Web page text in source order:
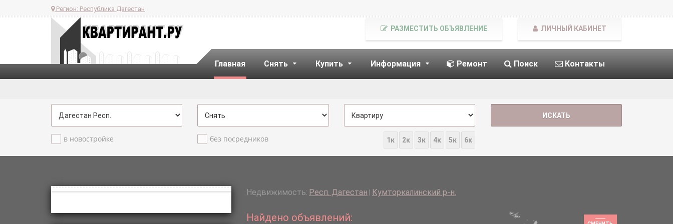
Регион: Республика Дагестан
Главная Снять Купить Информация Ремонт Поиск Контакты
РАЗМЕСТИТЬ ОБЪЯВЛЕНИЕ ЛИЧНЫЙ КАБИНЕТ
в новостройке без посредников 1к 2к 3к 4к 5к 6к
Недвижимость: Респ. Дагестан Кумторкалинский р-н.
Найдено объявлений: